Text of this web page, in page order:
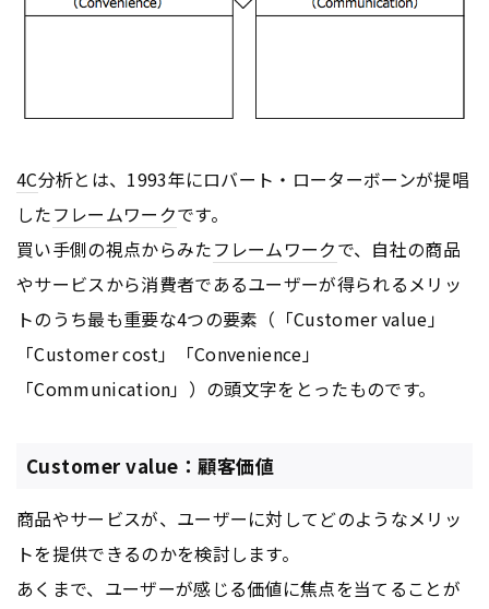
4C分析とは、1993年にロバート・ローターボーンが提唱
したフレームワークです。
買い手側の視点からみたフレームワークで、自社の商品
やサービスから消費者であるユーザーが得られるメリッ
トのうち最も重要な4つの要素（「Customer value」
「Customer cost」「Convenience」
「Communication」）の頭文字をとったものです。
Customer value：顧客価値
商品やサービスが、ユーザーに対してどのようなメリッ
トを提供できるのかを検討します。
あくまで、ユーザーが感じる価値に焦点を当てることが